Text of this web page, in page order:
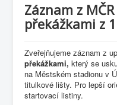
Záznam z
překážkami z
Zveřejňujeme záznam z
překážkami, který se
na Městském stadionu v
titulkové lišty. Pro lepší
startovací listiny.